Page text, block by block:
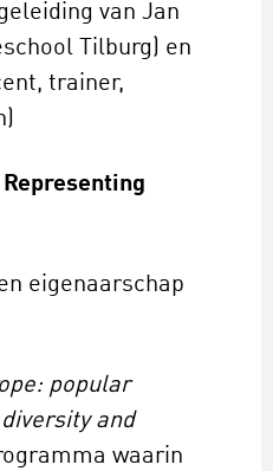
van Jan
Tilburg) en
trainer,
eigenaarschap
popular
and
waarin